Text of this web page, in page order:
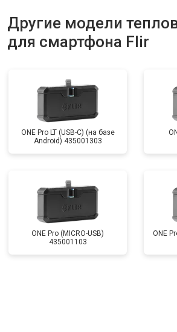
Другие модели
для смартфона Flir
ONE Pro LT (USB-C) (на базе
Android) 435001303
ONE Pro (MICRO-USB)
435001103
ONE